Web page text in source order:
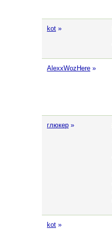
kot »
AlexxWozHere »
глюкер »
kot »